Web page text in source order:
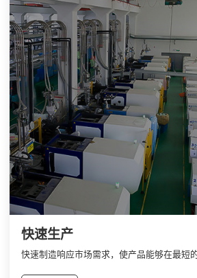
快速生产
快速制造响应市场需求，使产品能够在最短